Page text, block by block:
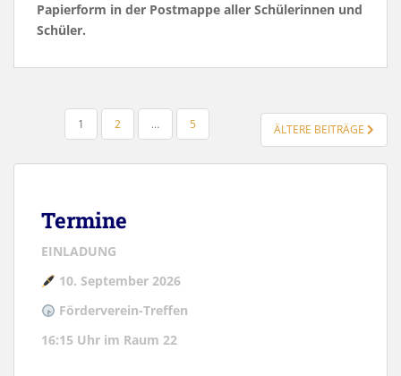
Papierform in der Postmappe aller Schülerinnen und
Schüler.
SEITENNUMMERIERUNG
BEITRÄGE
1 2 … 5 ÄLTERE BEITRÄGE
Termine
EINLADUNG
10. September 2026
Förderverein-Treffen
16:15 Uhr im Raum 22